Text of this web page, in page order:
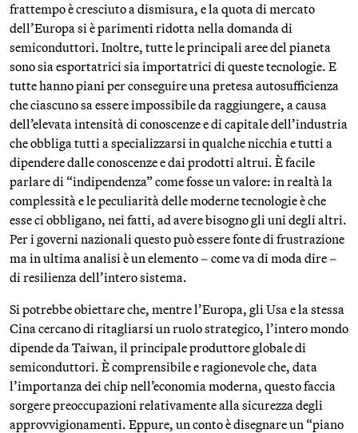
frattempo è cresciuto a dismisura, e la quota di mercato
dell’Europa si è parimenti ridotta nella domanda di
semiconduttori. Inoltre, tutte le principali aree del pianeta
sono sia esportatrici sia importatrici di queste tecnologie. E
tutte hanno piani per conseguire una pretesa autosufficienza
che ciascuno sa essere impossibile da raggiungere, a causa
dell’elevata intensità di conoscenze e di capitale dell’industria
che obbliga tutti a specializzarsi in qualche nicchia e tutti a
dipendere dalle conoscenze e dai prodotti altrui. È facile
parlare di “indipendenza” come fosse un valore: in realtà la
complessità e le peculiarità delle moderne tecnologie è che
esse ci obbligano, nei fatti, ad avere bisogno gli uni degli altri.
Per i governi nazionali questo può essere fonte di frustrazione
ma in ultima analisi è un elemento – come va di moda dire –
di resilienza dell’intero sistema.
Si potrebbe obiettare che, mentre l’Europa, gli Usa e la stessa
Cina cercano di ritagliarsi un ruolo strategico, l’intero mondo
dipende da Taiwan, il principale produttore globale di
semiconduttori. È comprensibile e ragionevole che, data
l’importanza dei chip nell’economia moderna, questo faccia
sorgere preoccupazioni relativamente alla sicurezza degli
approvvigionamenti. Eppure, un conto è disegnare un “piano